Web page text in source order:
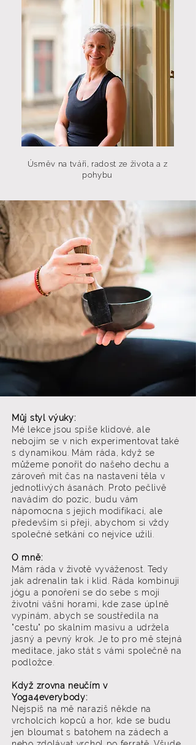
Úsměv na tváři, radost ze života a z
pohybu
Můj styl výuky:
Mé lekce jsou spíše klidové, ale
nebojím se v nich experimentovat také
s dynamikou. Mám ráda, když se
můžeme ponořit do našeho dechu a
zároveň mít čas na nastavení těla v
jednotlivých ásanách. Proto pečlivě
navádím do pozic, budu vám
nápomocna s jejich modifikací, ale
především si přeji, abychom si vždy
společné setkání co nejvíce užili.
O mně:
Mám ráda v životě vyváženost. Tedy
jak adrenalin tak i klid. Ráda kombinuji
jógu a ponoření se do sebe s mojí
životní vášní horami, kde zase úplně
vypínám, abych se soustředila na
"cestu" po skalním masívu a udržela
jasný a pevný krok. Je to pro mě stejná
meditace, jako stát s vámi společně na
podložce.
Když zrovna neučím v
Yoga4everybody:
Nejspíš na mě narazíš někde na
vrcholcích kopců a hor, kde se budu
jen bloumat s batohem na zádech a